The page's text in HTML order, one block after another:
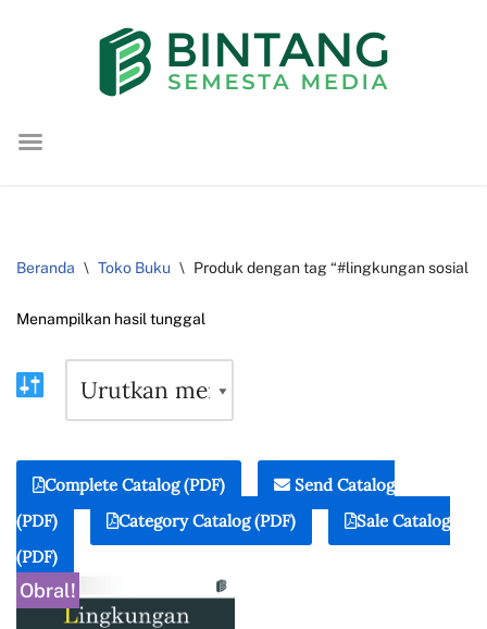
konten
Beranda \ Toko Buku \ Produk dengan tag “#lingkungan sosial
Menampilkan hasil tunggal
Complete Catalog (PDF)
Send Catalog
(PDF)
Category Catalog (PDF)
Sale Catalog
(PDF)
Obral!